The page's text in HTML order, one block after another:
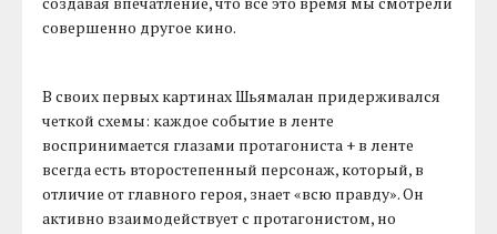
совершенно другое кино.
В своих первых картинах Шьямалан придерживался
четкой схемы: каждое событие в ленте
воспринимается глазами протагониста + в ленте
всегда есть второстепенный персонаж, который, в
отличие от главного героя, знает «всю правду». Он
активно взаимодействует с протагонистом, но